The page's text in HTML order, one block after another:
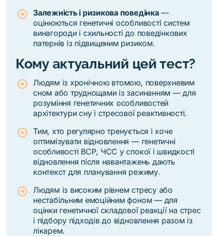
Залежність і ризикова поведінка—
оцінюються генетичні особливості систем
винагороди і схильності до поведінкових
патернів із підвищеним ризиком.
Кому актуальний цей тест?
Людям із хронічною втомою, поверхневим
сном або труднощами із засинанням — для
розуміння генетичних особливостей
архітектури сну і стресової реактивності.
Тим, хто регулярно тренується і хоче
оптимізувати відновлення — генетичні
особливості ВСР, ЧСС у спокої і швидкості
відновлення після навантажень дають
контекст для планування режиму.
Людям із високим рівнем стресу або
нестабільним емоційним фоном — для
оцінки генетичної складової реакції на стрес
і підбору підходів до відновлення разом із
лікарем.